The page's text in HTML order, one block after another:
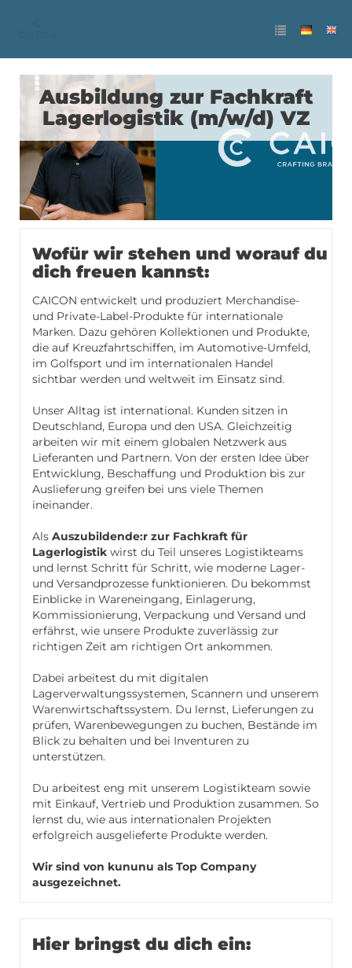
Ausbildung zur Fachkraft
Lagerlogistik (m/w/d) VZ
Wofür wir stehen und worauf du
dich freuen kannst:
CAICON entwickelt und produziert Merchandise-
und Private-Label-Produkte für internationale
Marken. Dazu gehören Kollektionen und Produkte,
die auf Kreuzfahrtschiffen, im Automotive-Umfeld,
im Golfsport und im internationalen Handel
sichtbar werden und weltweit im Einsatz sind.
Unser Alltag ist international. Kunden sitzen in
Deutschland, Europa und den USA. Gleichzeitig
arbeiten wir mit einem globalen Netzwerk aus
Lieferanten und Partnern. Von der ersten Idee über
Entwicklung, Beschaffung und Produktion bis zur
Auslieferung greifen bei uns viele Themen
ineinander.
Als Auszubildende:r zur Fachkraft für
Lagerlogistik wirst du Teil unseres Logistikteams
und lernst Schritt für Schritt, wie moderne Lager-
und Versandprozesse funktionieren. Du bekommst
Einblicke in Wareneingang, Einlagerung,
Kommissionierung, Verpackung und Versand und
erfährst, wie unsere Produkte zuverlässig zur
richtigen Zeit am richtigen Ort ankommen.
Dabei arbeitest du mit digitalen
Lagerverwaltungssystemen, Scannern und unserem
Warenwirtschaftssystem. Du lernst, Lieferungen zu
prüfen, Warenbewegungen zu buchen, Bestände im
Blick zu behalten und bei Inventuren zu
unterstützen.
Du arbeitest eng mit unserem Logistikteam sowie
mit Einkauf, Vertrieb und Produktion zusammen. So
lernst du, wie aus internationalen Projekten
erfolgreich ausgelieferte Produkte werden.
Wir sind von kununu als Top Company
ausgezeichnet.
Hier bringst du dich ein: